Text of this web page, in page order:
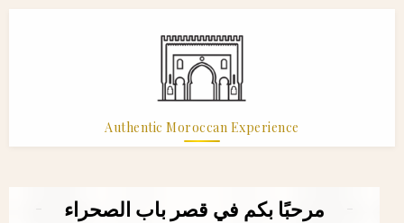
Authentic Moroccan Experience
مرحبًا بكم في قصر باب الصحراء